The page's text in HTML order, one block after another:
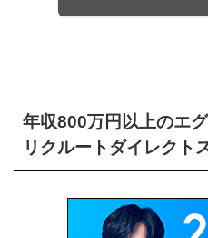
年収800万円以上のエ
リクルートダイレクト